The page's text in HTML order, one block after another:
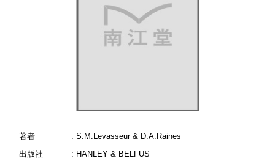
著者
: S.M.Levasseur & D.A.Raines
出版社
: HANLEY & BELFUS